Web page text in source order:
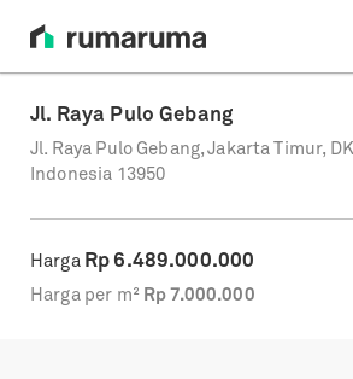
Jl. Raya Pulo Gebang
Jl. Raya Pulo Gebang, Jakarta Timur,
Indonesia 13950
Harga Rp6.489.000.000
Harga per m² Rp 7.000.000